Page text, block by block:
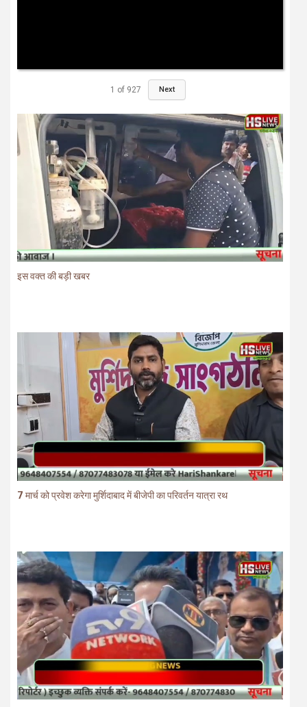
1 of 927 Next
इस वक्त की बड़ी खबर
7 मार्च को प्रवेश करेगा मुर्शिदाबाद में बीजेपी का परिवर्तन यात्रा रथ